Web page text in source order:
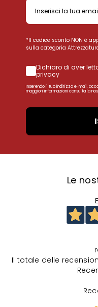
*Il codice sconto NON è
sulla categoria
Dichiaro di aver
privacy
Inserendo il tuo indirizzo e-mail,
maggiori informazioni consulta la
Le
Il totale delle